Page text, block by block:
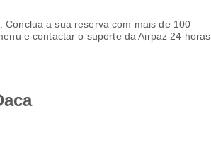
a sua reserva com mais de 100
e contactar o suporte da Airpaz 24 horas